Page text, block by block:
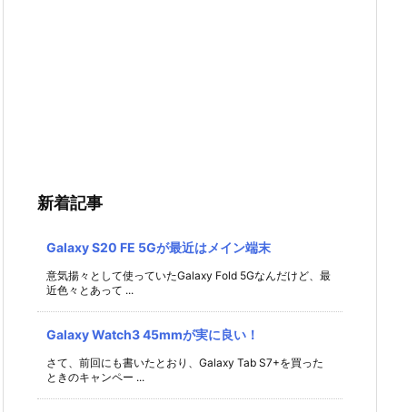
新着記事
Galaxy S20 FE 5Gが最近はメイン端末
意気揚々として使っていたGalaxy Fold 5Gなんだけど、最
近色々とあって ...
Galaxy Watch3 45mmが実に良い！
さて、前回にも書いたとおり、Galaxy Tab S7+を買った
ときのキャンペー ...